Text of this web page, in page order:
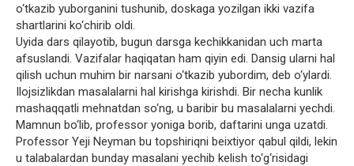
o‘tkazib yuborganini tushunib, doskaga yozilgan ikki vazifa
shartlarini ko‘chirib oldi.
Uyida dars qilayotib, bugun darsga kechikkanidan uch marta
afsuslandi. Vazifalar haqiqatan ham qiyin edi. Dansig ularni hal
qilish uchun muhim bir narsani o‘tkazib yubordim, deb o‘ylardi.
Ilojsizlikdan masalalarni hal kirishga kirishdi. Bir necha kunlik
mashaqqatli mehnatdan so‘ng, u baribir bu masalalarni yechdi.
Mamnun bo‘lib, professor yoniga borib, daftarini unga uzatdi.
Professor Yeji Neyman bu topshiriqni beixtiyor qabul qildi, lekin
u talabalardan bunday masalani yechib kelish to‘g‘risidagi